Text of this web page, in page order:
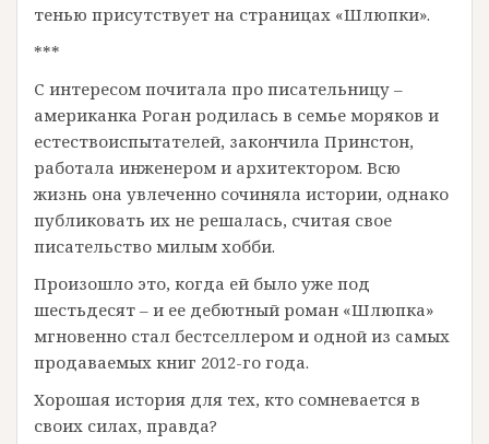
тенью присутствует на страницах «Шлюпки».
***
С интересом почитала про писательницу –
американка Роган родилась в семье моряков и
естествоиспытателей, закончила Принстон,
работала инженером и архитектором. Всю
жизнь она увлеченно сочиняла истории, однако
публиковать их не решалась, считая свое
писательство милым хобби.
Произошло это, когда ей было уже под
шестьдесят – и ее дебютный роман «Шлюпка»
мгновенно стал бестселлером и одной из самых
продаваемых книг 2012-го года.
Хорошая история для тех, кто сомневается в
своих силах, правда?